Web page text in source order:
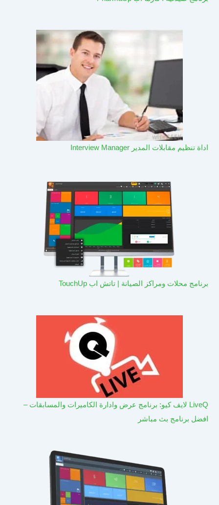
اداة تنظيم مقابلات المدير Interview Manager
برنامج محلات ومراكز الصيانة | تاتش اب TouchUp
LiveQ لايف كيو: برنامج عرض وادارة الكاميرات والمسابقات –
افضل برنامج بث مباشر